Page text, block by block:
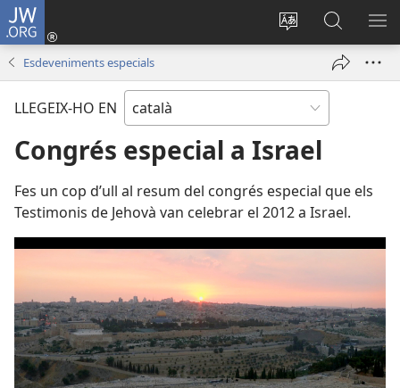
JW.ORG
Canvia
d’idioma
Inicia
sessió
finestra
Cerca
jw.org
Esdeveniments especials
LLEGEIX-HO EN
Congrés especial a Israel
Fes un cop d’ull al resum del congrés especial que els
Testimonis de Jehovà van celebrar el 2012 a Israel.